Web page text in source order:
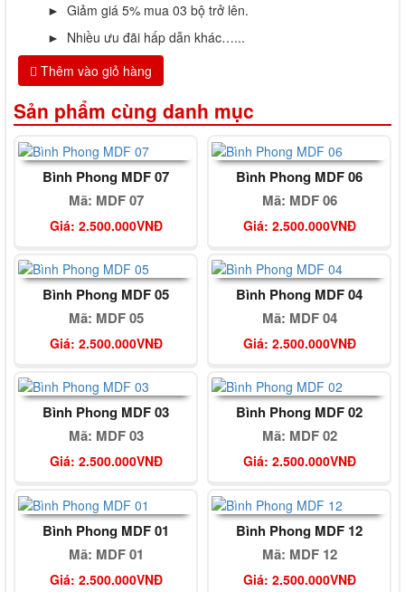
► Giảm giá 5% mua 03 bộ trở lên.
► Nhiều ưu đãi hấp dẫn khác…...
Thêm vào giỏ hàng
Sản phẩm cùng danh mục
Bình Phong MDF 07
Mã: MDF 07
Giá: 2.500.000VNĐ
Bình Phong MDF 06
Mã: MDF 06
Giá: 2.500.000VNĐ
Bình Phong MDF 05
Mã: MDF 05
Giá: 2.500.000VNĐ
Bình Phong MDF 04
Mã: MDF 04
Giá: 2.500.000VNĐ
Bình Phong MDF 03
Mã: MDF 03
Giá: 2.500.000VNĐ
Bình Phong MDF 02
Mã: MDF 02
Giá: 2.500.000VNĐ
Bình Phong MDF 01
Mã: MDF 01
Giá: 2.500.000VNĐ
Bình Phong MDF 12
Mã: MDF 12
Giá: 2.500.000VNĐ